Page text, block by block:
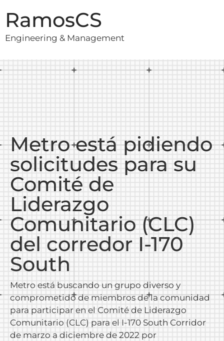
RamosCS
Engineering & Management
Metro está pidiendo
solicitudes para su
Comité de
Liderazgo
Comunitario (CLC)
del corredor I-170
South
Metro está buscando un grupo diverso y
comprometido de miembros de la comunidad
para participar en el Comité de Liderazgo
Comunitario (CLC) para el I-170 South Corridor
de marzo a diciembre de 2022 por